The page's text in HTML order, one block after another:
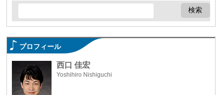
プロフィール
西口 佳宏
Yoshihiro Nishiguchi